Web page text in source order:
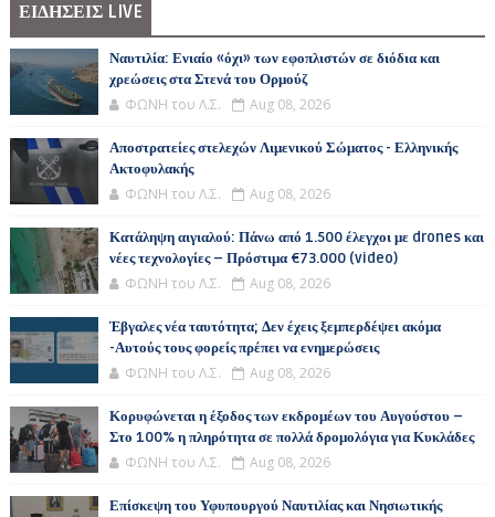
ΕΙΔΗΣΕΙΣ LIVE
Ναυτιλία: Ενιαίο «όχι» των εφοπλιστών σε διόδια και
χρεώσεις στα Στενά του Ορμούζ
ΦΩΝΗ του Λ.Σ. Aug 08, 2026
Αποστρατείες στελεχών Λιμενικού Σώματος - Ελληνικής
Ακτοφυλακής
ΦΩΝΗ του Λ.Σ. Aug 08, 2026
Κατάληψη αιγιαλού: Πάνω από 1.500 έλεγχοι με drones και
νέες τεχνολογίες – Πρόστιμα €73.000 (video)
ΦΩΝΗ του Λ.Σ. Aug 08, 2026
Έβγαλες νέα ταυτότητα; Δεν έχεις ξεμπερδέψει ακόμα
-Αυτούς τους φορείς πρέπει να ενημερώσεις
ΦΩΝΗ του Λ.Σ. Aug 08, 2026
Κορυφώνεται η έξοδος των εκδρομέων του Αυγούστου –
Στο 100% η πληρότητα σε πολλά δρομολόγια για Κυκλάδες
ΦΩΝΗ του Λ.Σ. Aug 08, 2026
Επίσκεψη του Υφυπουργού Ναυτιλίας και Νησιωτικής